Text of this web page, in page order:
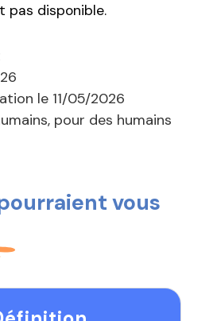
pas disponible.
le 11/05/2026
pour des humains
vous